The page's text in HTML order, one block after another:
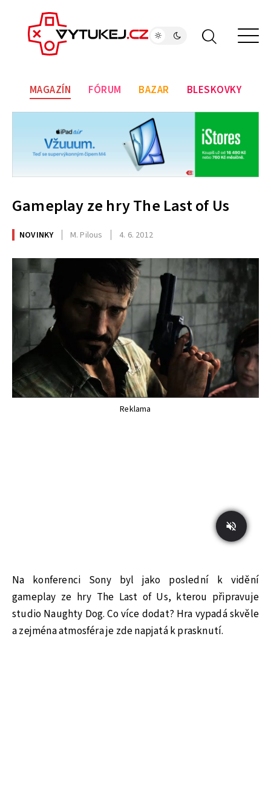
MAGAZÍN FÓRUM BAZAR BLESKOVKY
Gameplay ze hry The Last of Us
NOVINKY M. Pilous 4. 6. 2012
Reklama
Na konferenci Sony byl jako poslední k vidění
gameplay ze hry The Last of Us, kterou připravuje
studio Naughty Dog. Co více dodat? Hra vypadá skvěle
a zejména atmosféra je zde napjatá k prasknutí.